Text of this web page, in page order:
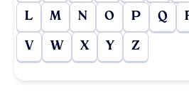
L M N O P Q
V W X Y Z